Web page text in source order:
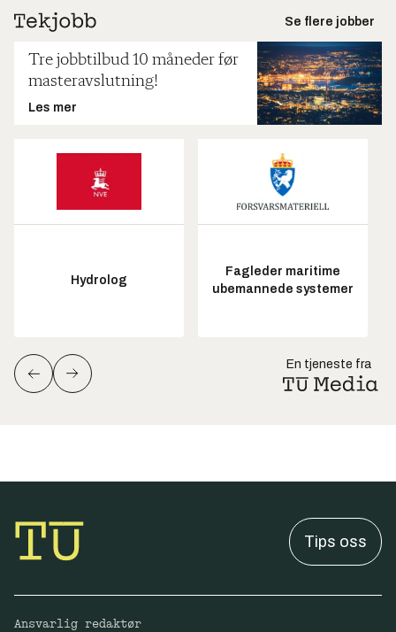
Se flere jobber
Tre jobbtilbud 10 måneder før
masteravslutning!
Les mer
Hydrolog
Fagleder maritime
ubemannede systemer
En tjeneste fra
Tips oss
Ansvarlig redaktør